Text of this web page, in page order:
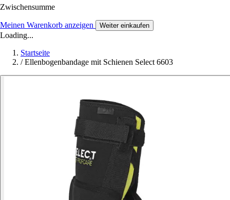
Zwischensumme
Meinen Warenkorb anzeigen Weiter einkaufen
Loading...
Startseite
/ Ellenbogenbandage mit Schienen Select 6603